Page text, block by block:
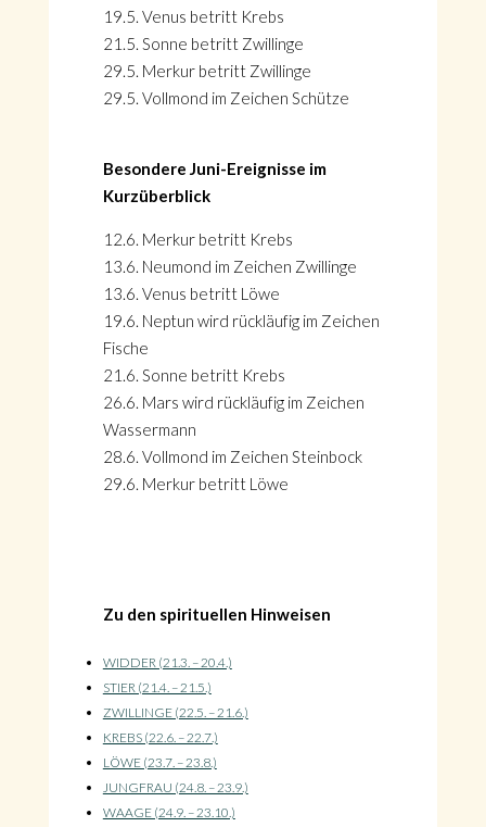
19.5. Venus betritt Krebs
21.5. Sonne betritt Zwillinge
29.5. Merkur betritt Zwillinge
29.5. Vollmond im Zeichen Schütze
Besondere Juni-Ereignisse im
Kurzüberblick
12.6. Merkur betritt Krebs
13.6. Neumond im Zeichen Zwillinge
13.6. Venus betritt Löwe
19.6. Neptun wird rückläufig im Zeichen
Fische
21.6. Sonne betritt Krebs
26.6. Mars wird rückläufig im Zeichen
Wassermann
28.6. Vollmond im Zeichen Steinbock
29.6. Merkur betritt Löwe
Zu den spirituellen Hinweisen
WIDDER (21.3. – 20.4.)
STIER (21.4. – 21.5.)
ZWILLINGE (22.5. – 21.6.)
KREBS (22.6. – 22.7.)
LÖWE (23.7. – 23.8.)
JUNGFRAU (24.8. – 23.9.)
WAAGE (24.9. – 23.10.)